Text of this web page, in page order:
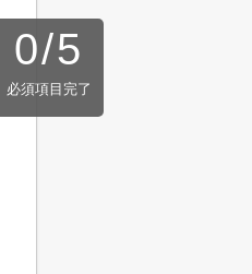
0/5
必須項目完了